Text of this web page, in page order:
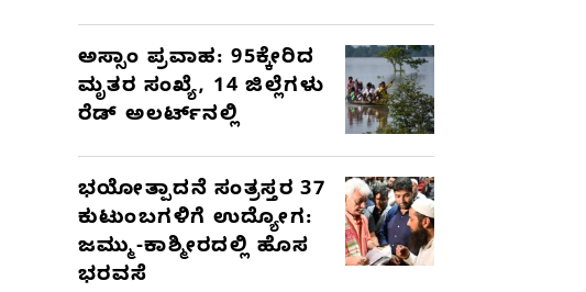
ಅಸ್ಸಾಂ ಪ್ರವಾಹ: 95ಕ್ಕೇರಿದ
ಮೃತರ ಸಂಖ್ಯೆ, 14 ಜಿಲ್ಲೆಗಳು
ರೆಡ್ ಅಲರ್ಟ್‌ನಲ್ಲಿ
ಭಯೋತ್ಪಾದನೆ ಸಂತ್ರಸ್ತರ 37
ಕುಟುಂಬಗಳಿಗೆ ಉದ್ಯೋಗ:
ಜಮ್ಮು-ಕಾಶ್ಮೀರದಲ್ಲಿ ಹೊಸ
ಭರವಸೆ